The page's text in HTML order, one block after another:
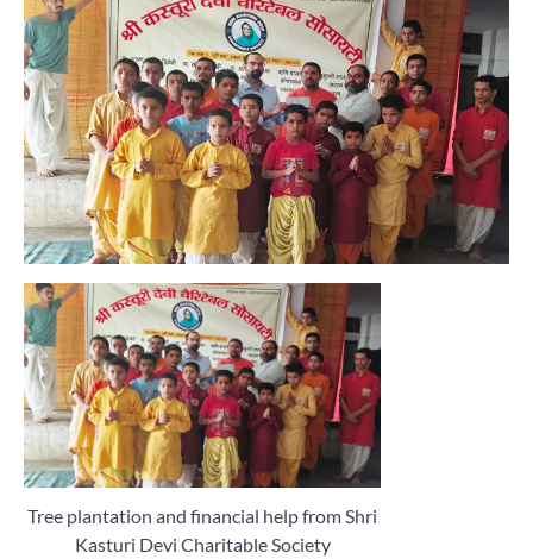
Tree plantation and financial help from Shri
Kasturi Devi Charitable Society